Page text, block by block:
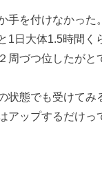
手を付けなかっ
1日大体1.5時間く
周づつ位したが
状態でも受けて
アップするだけ